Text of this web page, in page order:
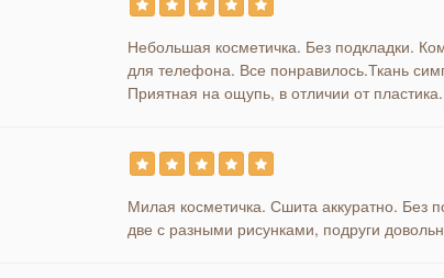
Небольшая косметичка. Без подкладки.
для телефона. Все понравилось.Ткань
Приятная на ощупь, в отличии от
Милая косметичка. Сшита аккуратно. Без
две с разными рисунками, подруги